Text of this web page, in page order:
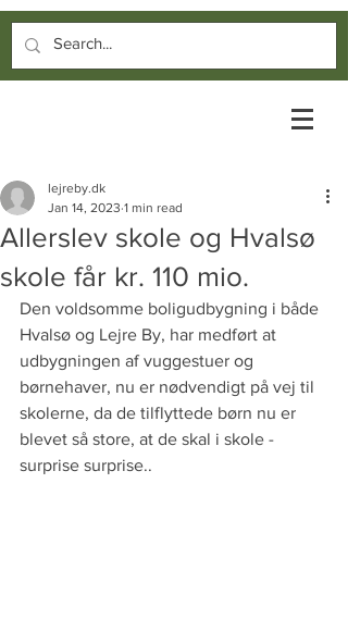
Allerslev skole og Hvalsø
skole får kr. 110 mio.
lejreby.dk
Jan 14, 2023 1 min read
Den voldsomme boligudbygning i både
Hvalsø og Lejre By, har medført at
udbygningen af vuggestuer og
børnehaver, nu er nødvendigt på vej til
skolerne, da de tilflyttede børn nu er
blevet så store, at de skal i skole -
surprise surprise..